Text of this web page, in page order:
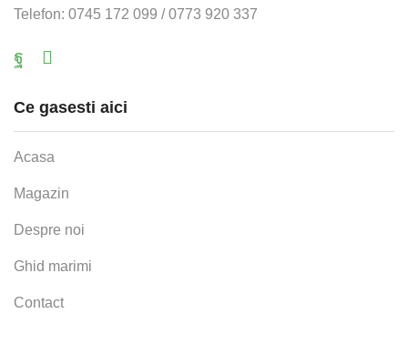
Telefon: 0745 172 099 / 0773 920 337
Facebook
Email
Ce gasesti aici
Acasa
Magazin
Despre noi
Ghid marimi
Contact